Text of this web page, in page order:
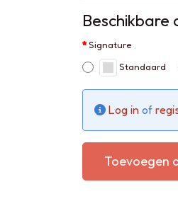
Beschikbare
Signature
Standaard
Log in of
Toevoegen